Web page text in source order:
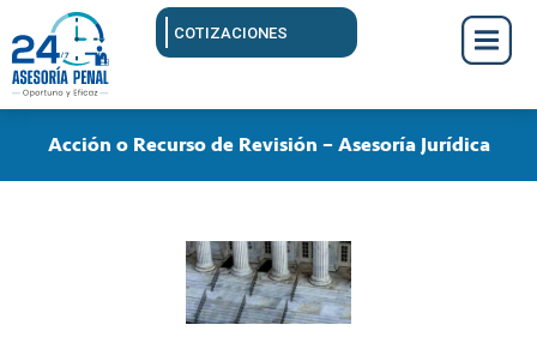
COTIZACIONES
Acción o Recurso de Revisión – Asesoría Jurídica